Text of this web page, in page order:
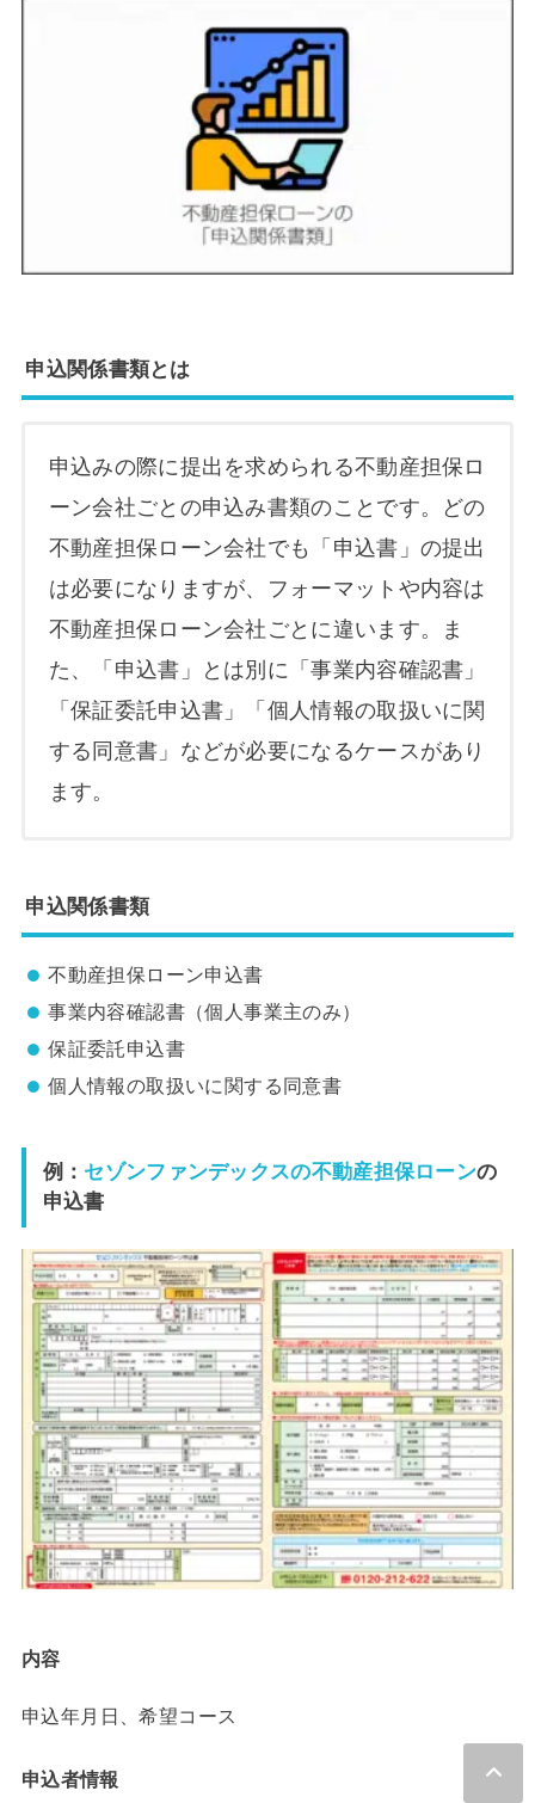
申込関係書類とは
申込みの際に提出を求められる不動産担保ロ
ーン会社ごとの申込み書類のことです。どの
不動産担保ローン会社でも「申込書」の提出
は必要になりますが、フォーマットや内容は
不動産担保ローン会社ごとに違います。ま
た、「申込書」とは別に「事業内容確認書」
「保証委託申込書」「個人情報の取扱いに関
する同意書」などが必要になるケースがあり
ます。
申込関係書類
不動産担保ローン申込書
事業内容確認書（個人事業主のみ）
保証委託申込書
個人情報の取扱いに関する同意書
例： セゾンファンデックスの不動産担保ローンの
申込書
内容
申込年月日、希望コース
申込者情報